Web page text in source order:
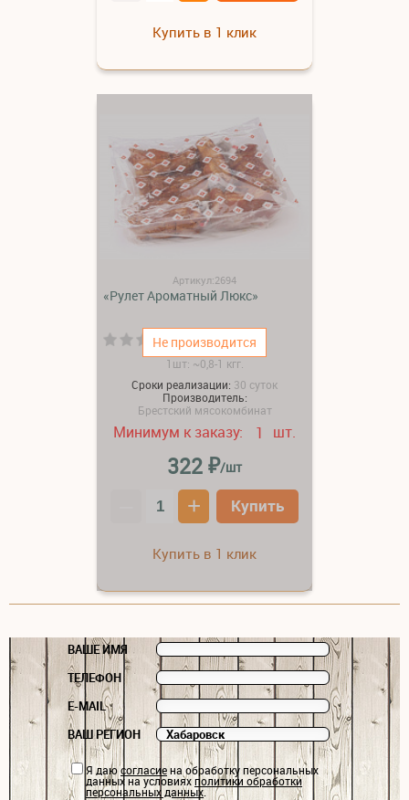
Купить в 1 клик
Не производится
Артикул:2694
«Рулет Ароматный Люкс»
(0)
1шт: ~0,8-1 кгг.
Сроки реализации: 30 суток
Производитель:
Брестский мясокомбинат
Минимум к заказу: 1 шт.
322₽/шт
+ Купить
Купить в 1 клик
ВАШЕ ИМЯ
ТЕЛЕФОН
E-MAIL
ВАШ РЕГИОН
Я даюсогласиена обработку персональных
данных на условияхполитики обработки
персональных данных.